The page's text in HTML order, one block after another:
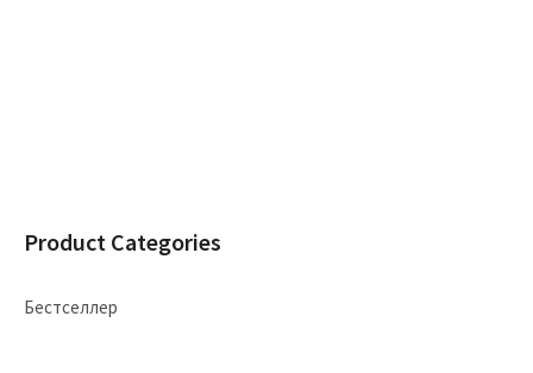
Product Categories
Бестселлер